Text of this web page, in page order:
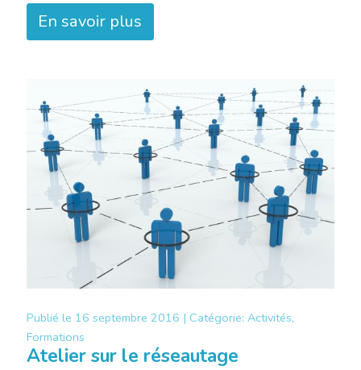
En savoir plus
Publié le 16 septembre 2016 | Catégorie: Activités,
Formations
Atelier sur le réseautage